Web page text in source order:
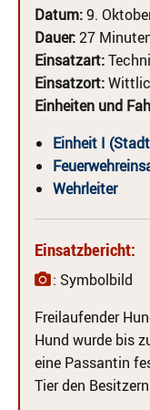
Datum:9.
Dauer:27
Einsatzart:
Einsatzort:
Einheiten und
Einheit I
Wehrleiter
Einsatzbericht:
: Symbolbild
Freilaufender
Hund wurde bis
eine Passantin
Tier den